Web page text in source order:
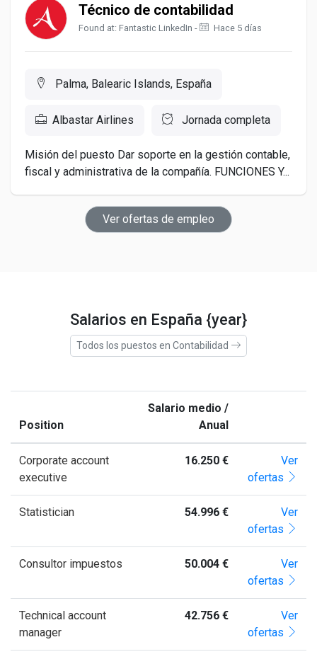
Técnico de contabilidad
Found at: Fantastic LinkedIn - Hace 5 días
Palma, Balearic Islands, España
Albastar Airlines Jornada completa
Misión del puesto Dar soporte en la gestión contable,
fiscal y administrativa de la compañía. FUNCIONES Y...
Ver ofertas de empleo
Salarios en España {year}
Todos los puestos en Contabilidad
Position
Salario medio /
Anual
Corporate account
executive
16.250 €
Ver
ofertas
Statistician 54.996 €
Ver
ofertas
Consultor impuestos 50.004 €
Ver
ofertas
Technical account
manager
42.756 €
Ver
ofertas